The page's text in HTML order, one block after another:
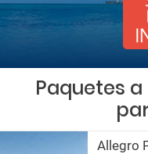
Paquetes
Allegro